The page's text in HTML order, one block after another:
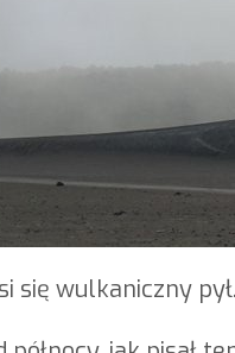
się wulkaniczny pył.